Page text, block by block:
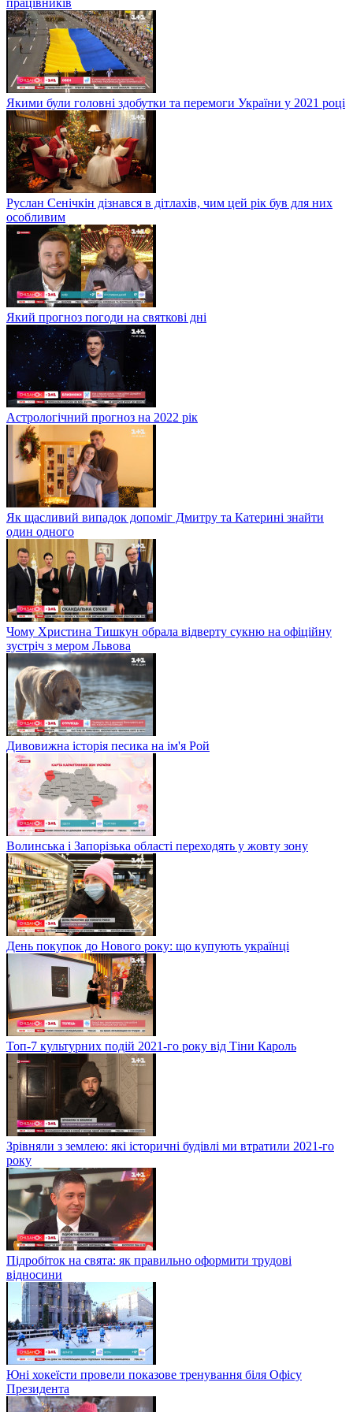
Якими були головні здобутки та перемоги України у 2021 році
Руслан Сенічкін дізнався в дітлахів, чим цей рік був для них
особливим
Який прогноз погоди на святкові дні
Астрологічний прогноз на 2022 рік
Як щасливий випадок допоміг Дмитру та Катерині знайти
один одного
Чому Христина Тишкун обрала відверту сукню на офіційну
зустріч з мером Львова
Дивовижна історія песика на ім'я Рой
Волинська і Запорізька області переходять у жовту зону
День покупок до Нового року: що купують українці
Топ-7 культурних подій 2021-го року від Тіни Кароль
Зрівняли з землею: які історичні будівлі ми втратили 2021-го
року
Підробіток на свята: як правильно оформити трудові
відносини
Юні хокеїсти провели показове тренування біля Офісу
Президента